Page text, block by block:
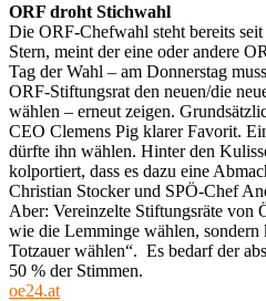
ORF droht Stichwahl
Die ORF-Chefwahl steht bereits
Stern, meint der eine oder andere
Tag der Wahl – am Donnerstag
ORF-Stiftungsrat den neuen/die
wählen – erneut zeigen.
CEO Clemens Pig klarer Favorit.
dürfte ihn wählen. Hinter den
kolportiert, dass es dazu eine
Christian Stocker und SPÖ-Chef
Aber: Vereinzelte Stiftungsräte von
wie die Lemminge wählen, sondern
Totzauer wählen“. Es bedarf der
50 % der Stimmen.
oe24.at